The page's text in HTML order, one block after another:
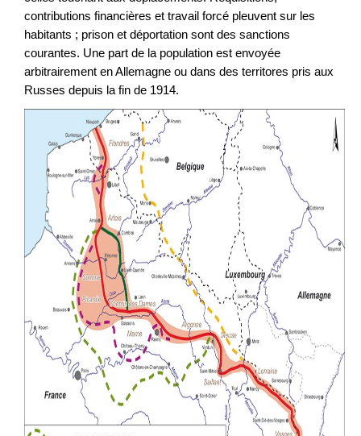
contributions financières et travail forcé pleuvent sur les
habitants ; prison et déportation sont des sanctions
courantes. Une part de la population est envoyée
arbitrairement en Allemagne ou dans des territores pris aux
Russes depuis la fin de 1914.